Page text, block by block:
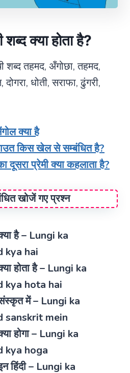
शब्द क्या होता है?
शब्द तहमद, अँगोछा, तहमद,
धोती, सराफा, ढुंगरी,
क्या है
किस खेल से सम्बंधित है?
दूसरा प्रेमी क्या कहलाता है?
खोजें गए प्रश्न
क्या है – Lungi ka
kya hai
होता है – Lungi ka
kya hota hai
संस्कृत में – Lungi ka
sanskrit mein
होगा – Lungi ka
kya hoga
हिंदी – Lungi ka